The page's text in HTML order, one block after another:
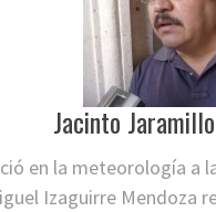
Jacinto
en la meteorología a
Izaguirre Mendoza